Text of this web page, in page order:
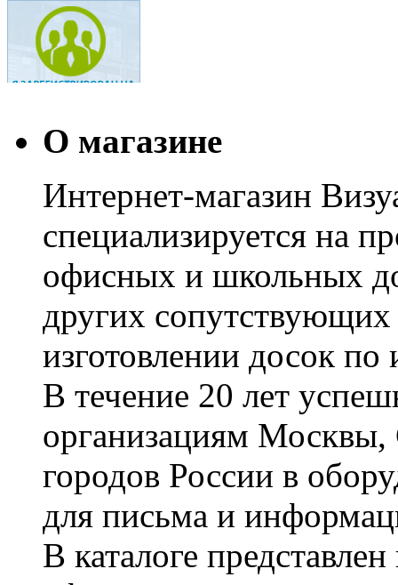
О магазине
Интернет-магазин
специализируется на
офисных и школьных
других сопутствующих
изготовлении досок по
В течение 20 лет
организациям Москвы,
городов России в
для письма и
В каталоге